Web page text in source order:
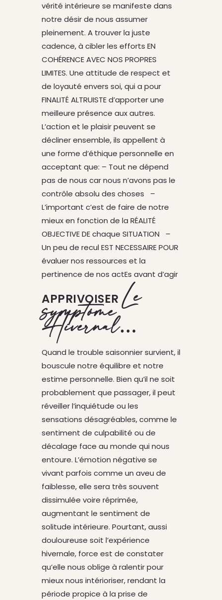
vérité intérieure se manifeste dans
notre désir de nous assumer
pleinement. A trouver la juste
cadence, à cibler les efforts EN
COHÉRENCE AVEC NOS PROPRES
LIMITES. Une attitude de respect et
de loyauté envers soi, qui a pour
FINALITÉ ALTRUISTE d’apporter une
meilleure présence aux autres.
L’action et le plaisir peuvent se
décliner ensemble, ils appellent à
une forme d’éthique personnelle en
acceptant que: – Tout ne dépend
pas de nous car nous n’avons pas le
contrôle absolu des choses –
L’important c’est de faire de notre
mieux en fonction de la RÉALITÉ
OBJECTIVE DE chaque SITUATION –
Un peu de recul EST NECESSAIRE POUR
évaluer nos ressources et la
pertinence de nos actEs avant d’agir
APPRIVOISER Le
symptôme
Hivernal…
Quand le trouble saisonnier survient, il
bouscule notre équilibre et notre
estime personnelle. Bien qu’il ne soit
probablement que passager, il peut
réveiller l’inquiétude ou les
sensations désagréables, comme le
sentiment de culpabilité ou de
décalage face au monde qui nous
entoure. L’émotion négative se
vivant parfois comme un aveu de
faiblesse, elle sera très souvent
dissimulée voire réprimée,
augmentant le sentiment de
solitude intérieure. Pourtant, aussi
douloureuse soit l’expérience
hivernale, force est de constater
qu’elle nous oblige à ralentir pour
mieux nous intérioriser, rendant la
période propice à la prise de